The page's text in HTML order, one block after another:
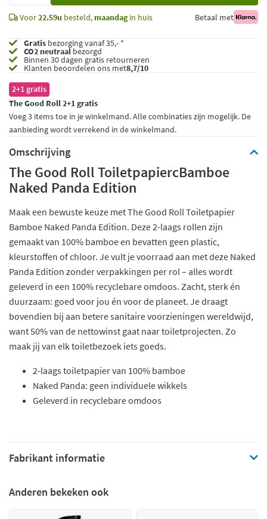
Voor22.59u besteld, maandagin huis Betaal met
Gratis bezorging vanaf 35,- *
CO2 neutraalbezorgd
Binnen 30 dagen gratis retourneren
Klanten beoordelen ons met8,7/10
2+1 gratis
The Good Roll 2+1 gratis
Voeg 3 items toe in je winkelmand. Alle combinaties zijn mogelijk. De
aanbieding wordt verrekend in de winkelmand.
Omschrijving
The Good Roll ToiletpapiercBamboe
Naked Panda Edition
Maak een bewuste keuze met The Good Roll Toiletpapier
Bamboe Naked Panda Edition. Deze 2-laags rollen zijn
gemaakt van 100% bamboe en bevatten geen plastic,
kleurstoffen of chloor. Je vult je voorraad aan met deze Naked
Panda Edition zonder verpakkingen per rol – alles wordt
geleverd in een 100% recyclebare omdoos. Zacht, sterk én
duurzaam: goed voor jou én voor de planeet. Je draagt
bovendien bij aan betere sanitaire voorzieningen wereldwijd,
want 50% van de nettowinst gaat naar toiletprojecten. Zo
maak jij van elk toiletbezoek iets goeds.
2-laags toiletpapier van 100% bamboe
Naked Panda: geen individuele wikkels
Geleverd in recyclebare omdoos
Fabrikant informatie
Anderen bekeken ook